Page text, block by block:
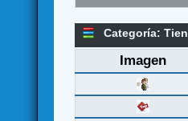
Categoría:
Imagen